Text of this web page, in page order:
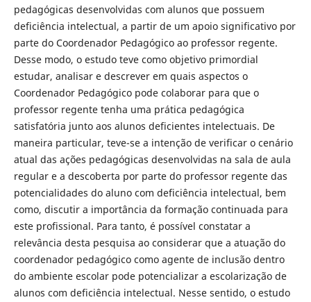
pedagógicas desenvolvidas com alunos que possuem
deficiência intelectual, a partir de um apoio significativo por
parte do Coordenador Pedagógico ao professor regente.
Desse modo, o estudo teve como objetivo primordial
estudar, analisar e descrever em quais aspectos o
Coordenador Pedagógico pode colaborar para que o
professor regente tenha uma prática pedagógica
satisfatória junto aos alunos deficientes intelectuais. De
maneira particular, teve-se a intenção de verificar o cenário
atual das ações pedagógicas desenvolvidas na sala de aula
regular e a descoberta por parte do professor regente das
potencialidades do aluno com deficiência intelectual, bem
como, discutir a importância da formação continuada para
este profissional. Para tanto, é possível constatar a
relevância desta pesquisa ao considerar que a atuação do
coordenador pedagógico como agente de inclusão dentro
do ambiente escolar pode potencializar a escolarização de
alunos com deficiência intelectual. Nesse sentido, o estudo